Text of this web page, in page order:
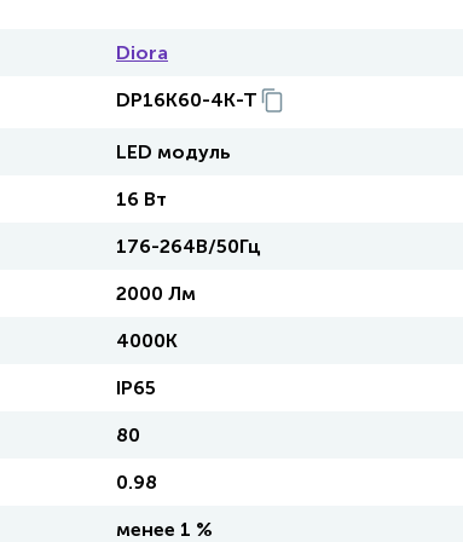
Diora
DP16K60-4K-T
LED модуль
16 Вт
176-264В/50Гц
2000 Лм
4000K
IP65
80
0.98
менее 1 %